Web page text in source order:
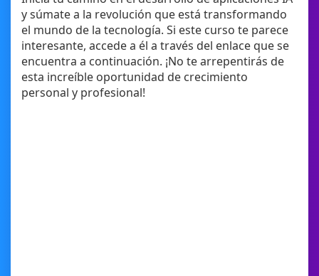
y súmate a la revolución que está transformando
el mundo de la tecnología. Si este curso te parece
interesante, accede a él a través del enlace que se
encuentra a continuación. ¡No te arrepentirás de
esta increíble oportunidad de crecimiento
personal y profesional!